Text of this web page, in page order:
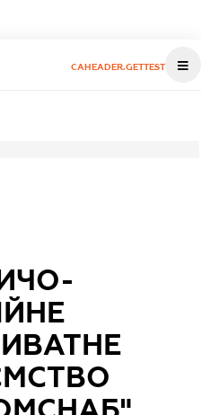
CAHEADER.GETTEST